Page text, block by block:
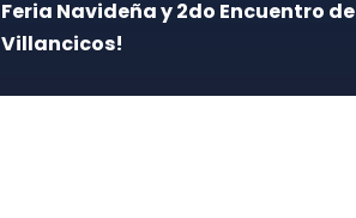
Feria Navideña y 2do Encuentro de
Villancicos!